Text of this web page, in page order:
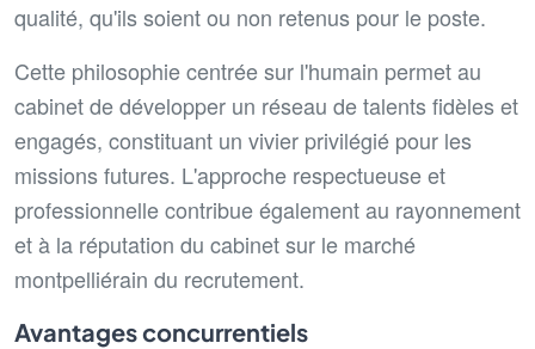
qualité, qu'ils soient ou non retenus pour le poste.
Cette philosophie centrée sur l'humain permet au
cabinet de développer un réseau de talents fidèles et
engagés, constituant un vivier privilégié pour les
missions futures. L'approche respectueuse et
professionnelle contribue également au rayonnement
et à la réputation du cabinet sur le marché
montpelliérain du recrutement.
Avantages concurrentiels